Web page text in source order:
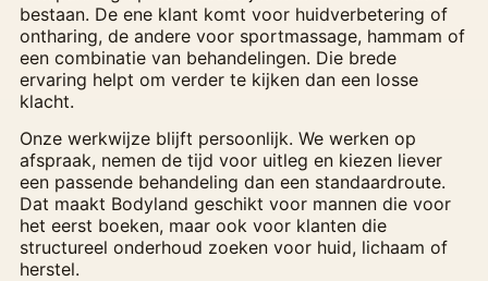
bestaan. De ene klant komt voor huidverbetering of
ontharing, de andere voor sportmassage, hammam of
een combinatie van behandelingen. Die brede
ervaring helpt om verder te kijken dan een losse
klacht.
Onze werkwijze blijft persoonlijk. We werken op
afspraak, nemen de tijd voor uitleg en kiezen liever
een passende behandeling dan een standaardroute.
Dat maakt Bodyland geschikt voor mannen die voor
het eerst boeken, maar ook voor klanten die
structureel onderhoud zoeken voor huid, lichaam of
herstel.